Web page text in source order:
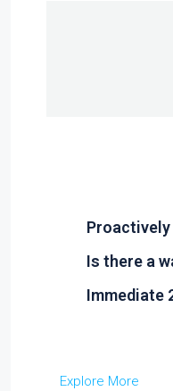
Is there a
Immediate
Explore More